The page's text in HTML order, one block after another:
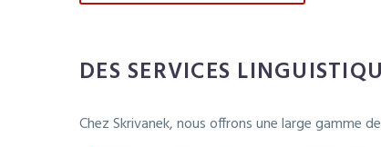
DES SERVICES
Chez Skrivanek, nous offrons une large gamme